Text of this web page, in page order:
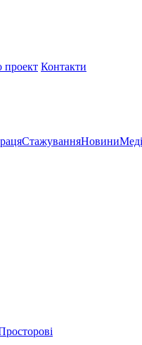
проект Контакти
СтажуванняНовини